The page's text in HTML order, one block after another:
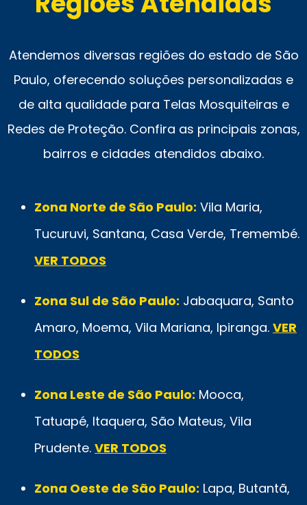
Atendemos diversas regiões do estado de São
Paulo, oferecendo soluções personalizadas e
de alta qualidade para Telas Mosquiteiras e
Redes de Proteção. Confira as principais zonas,
bairros e cidades atendidos abaixo.
Zona Norte de São Paulo: Vila Maria,
Tucuruvi, Santana, Casa Verde, Tremembé.
VER TODOS
Zona Sul de São Paulo: Jabaquara, Santo
Amaro, Moema, Vila Mariana, Ipiranga. VER
TODOS
Zona Leste de São Paulo: Mooca,
Tatuapé, Itaquera, São Mateus, Vila
Prudente. VER TODOS
Zona Oeste de São Paulo: Lapa, Butantã,